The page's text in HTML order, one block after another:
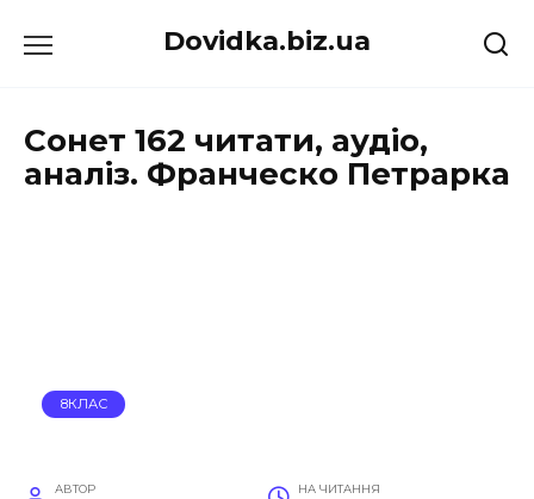
до
Dovidka.biz.ua
Сонет 162 читати, аудіо,
аналіз. Франческо Петрарка
8КЛАС
АВТОР НА ЧИТАННЯ